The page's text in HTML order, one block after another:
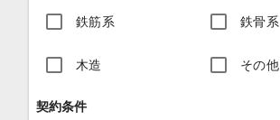
鉄筋系 鉄骨系
木造 その他
契約条件